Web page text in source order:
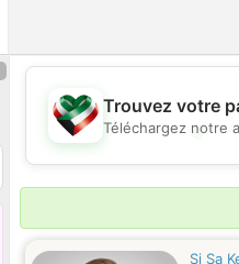
💖
Trouvez votre
Téléchargez notre
Si Sa